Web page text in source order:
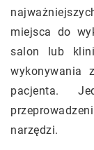
miejsca do
salon lub
wykonywania
pacjenta.
narzędzi.